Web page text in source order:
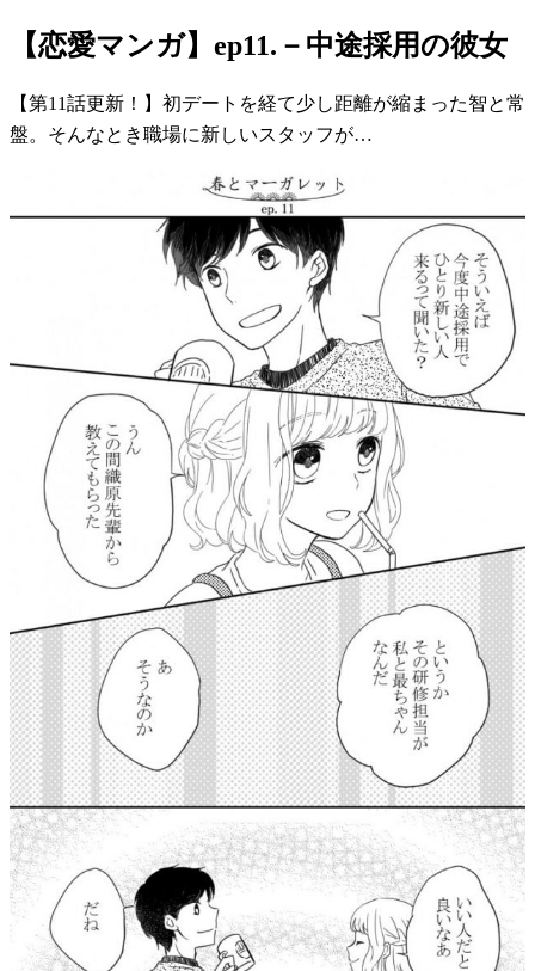
【恋愛マンガ】ep11.－中途採用の彼女
【第11話更新！】初デートを経て少し距離が縮まった智と常
盤。そんなとき職場に新しいスタッフが…